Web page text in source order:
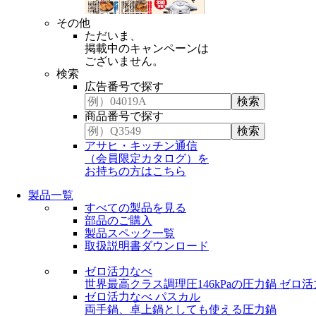
その他
ただいま、
掲載中のキャンペーンは
ございません。
検索
広告番号で探す
商品番号で探す
アサヒ・キッチン通信
（会員限定カタログ）を
お持ちの方はこちら
製品一覧
すべての製品を見る
部品のご購入
製品スペック一覧
取扱説明書ダウンロード
ゼロ活力なべ
世界最高クラス調理圧146kPaの圧力鍋 ゼロ活
ゼロ活力なべ パスカル
両手鍋、卓上鍋としても使える圧力鍋